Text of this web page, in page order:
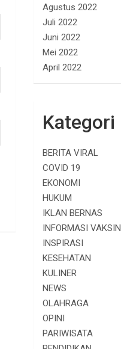
Agustus 2022
Juli 2022
Juni 2022
Mei 2022
April 2022
Kategori
BERITA VIRAL
COVID 19
EKONOMI
HUKUM
IKLAN BERNAS
INFORMASI VAKSIN
INSPIRASI
KESEHATAN
KULINER
NEWS
OLAHRAGA
OPINI
PARIWISATA